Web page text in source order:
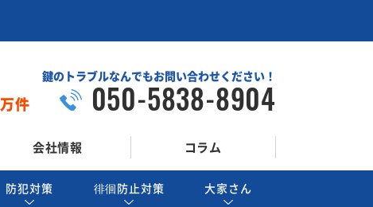
万件
鍵のトラブルなんでもお問い合わせください！
050-5838-8904
会社情報 コラム
防犯対策 徘徊防止対策 大家さん